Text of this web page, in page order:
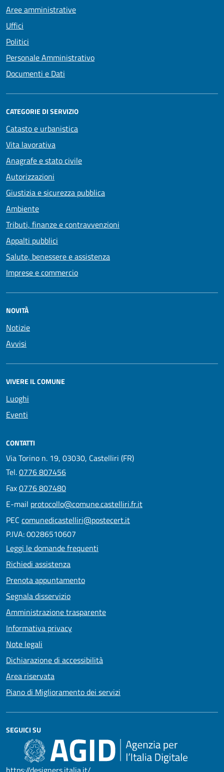
Aree amministrative
Uffici
Politici
Personale Amministrativo
Documenti e Dati
CATEGORIE DI SERVIZIO
Catasto e urbanistica
Vita lavorativa
Anagrafe e stato civile
Autorizzazioni
Giustizia e sicurezza pubblica
Ambiente
Tributi, finanze e contravvenzioni
Appalti pubblici
Salute, benessere e assistenza
Imprese e commercio
NOVITÀ
Notizie
Avvisi
VIVERE IL COMUNE
Luoghi
Eventi
CONTATTI
Via Torino n. 19, 03030, Castelliri (FR)
Tel.0776 807456
Fax0776 807480
E-mail protocollo@comune.castelliri.fr.it
PEC comunedicastelliri@postecert.it
P.IVA: 00286510607
Leggi le domande frequenti
Richiedi assistenza
Prenota appuntamento
Segnala disservizio
Amministrazione trasparente
Informativa privacy
Note legali
Dichiarazione di accessibilità
Area riservata
Piano di Miglioramento dei servizi
SEGUICI SU